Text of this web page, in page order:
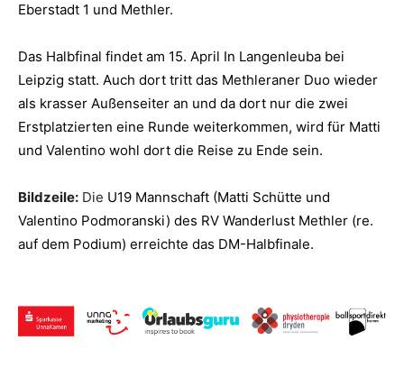
Eberstadt 1 und Methler.
Das Halbfinal findet am 15. April In Langenleuba bei
Leipzig statt. Auch dort tritt das Methleraner Duo wieder
als krasser Außenseiter an und da dort nur die zwei
Erstplatzierten eine Runde weiterkommen, wird für Matti
und Valentino wohl dort die Reise zu Ende sein.
Bildzeile: Die U19 Mannschaft (Matti Schütte und
Valentino Podmoranski) des RV Wanderlust Methler (re.
auf dem Podium) erreichte das DM-Halbfinale.